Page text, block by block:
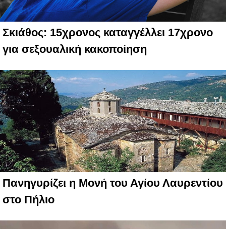
Σκιάθος: 15χρονος καταγγέλλει 17χρονο
για σεξουαλική κακοποίηση
Πανηγυρίζει η Μονή του Αγίου Λαυρεντίου
στο Πήλιο